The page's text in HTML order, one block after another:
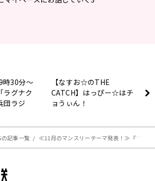
時30分～
ラグナク
団ラジ
【なすお☆のTHE
CATCH】はっぴー☆はチ
ョうぃん！
記事一覧 ≪11月のマンスリーテーマ発表！≫『白石晴香のぽかぽかたいむ』